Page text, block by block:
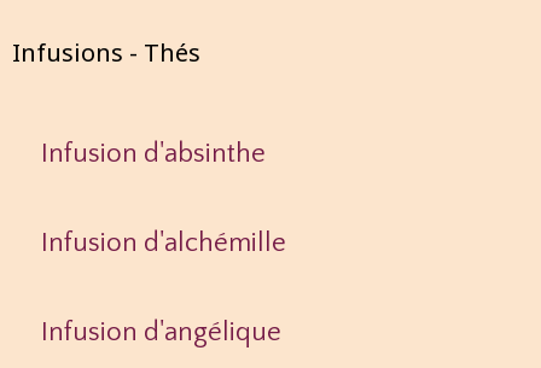
Infusions - Thés
Infusion d'absinthe
Infusion d'alchémille
Infusion d'angélique